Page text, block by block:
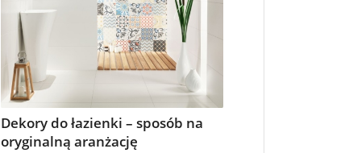
Dekory do łazienki – sposób na
oryginalną aranżację